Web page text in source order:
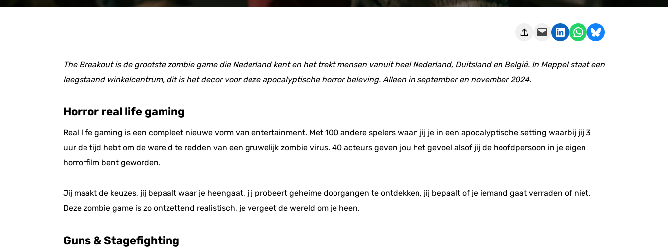
Deze pagina e-mailen Delen op LinkedIn Delen via WhatsApp Share on Bluesky
The Breakout is de grootste zombie game die Nederland kent en het trekt mensen vanuit heel Nederland, Duitsland en België. In Meppel staat een
leegstaand winkelcentrum, dit is het decor voor deze apocalyptische horror beleving. Alleen in september en november 2024.
Horror real life gaming
Real life gaming is een compleet nieuwe vorm van entertainment. Met 100 andere spelers waan jij je in een apocalyptische setting waarbij jij 3
uur de tijd hebt om de wereld te redden van een gruwelijk zombie virus. 40 acteurs geven jou het gevoel alsof jij de hoofdpersoon in je eigen
horrorfilm bent geworden.
Jij maakt de keuzes, jij bepaalt waar je heengaat, jij probeert geheime doorgangen te ontdekken, jij bepaalt of je iemand gaat verraden of niet.
Deze zombie game is zo ontzettend realistisch, je vergeet de wereld om je heen.
Guns & Stagefighting